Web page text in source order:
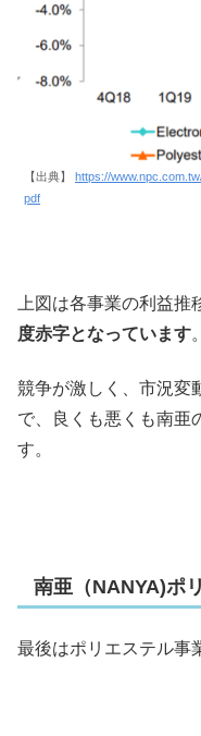
【出典】 https://
pdf
上図は各事業の利益
度赤字となっています。
競争が激しく、市況変
で、良くも悪くも南亜
す。
南亜（NANYA)ポ
最後はポリエステル事